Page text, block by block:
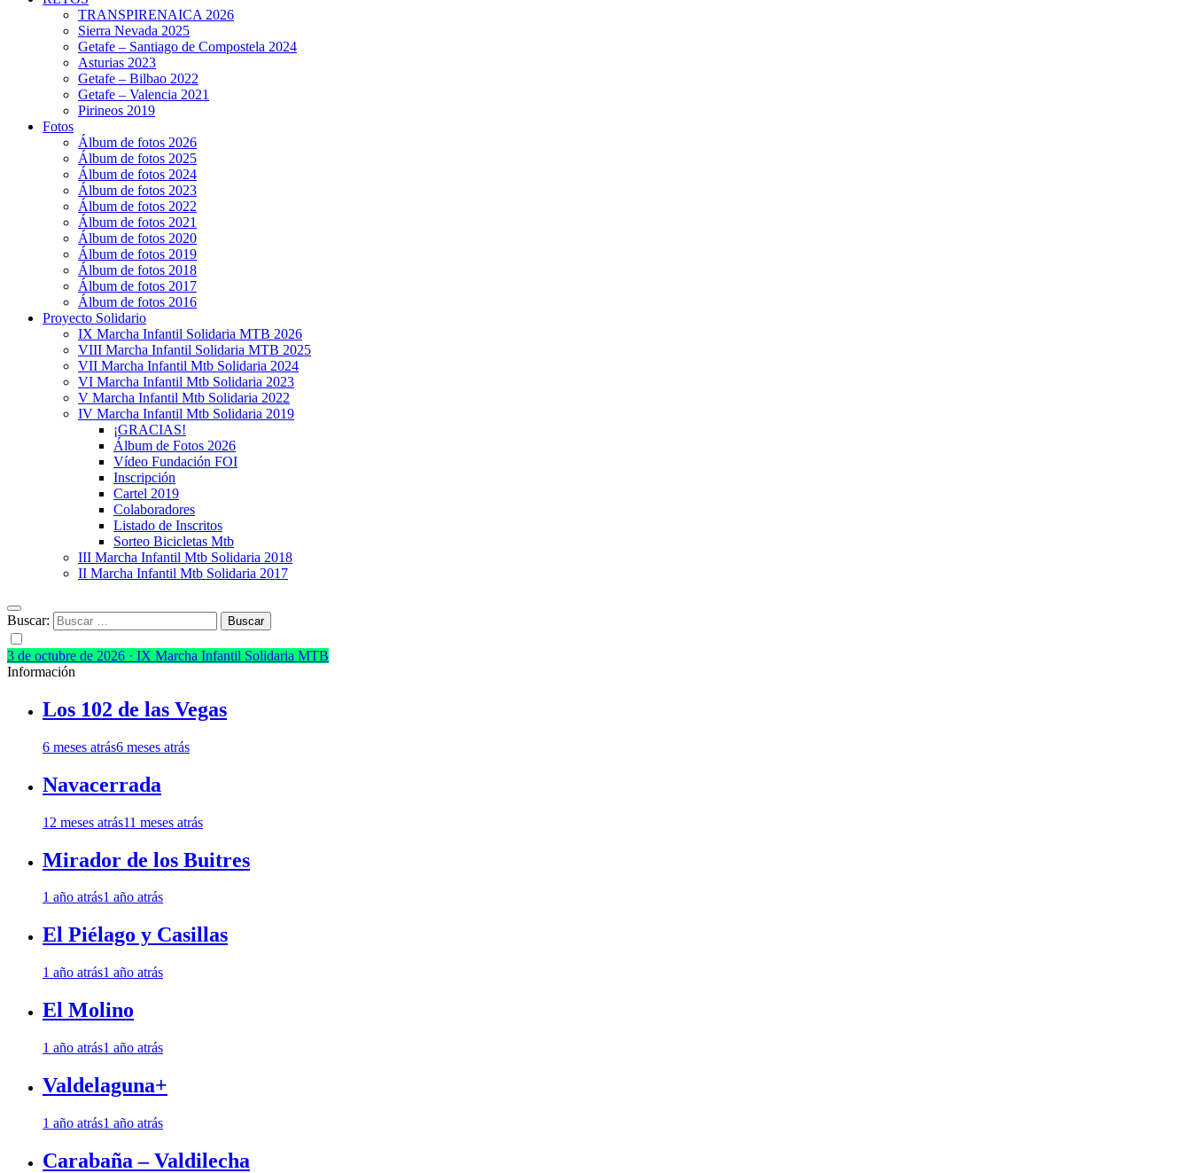
TRANSPIRENAICA 2026
Sierra Nevada 2025
Getafe – Santiago de Compostela 2024
Asturias 2023
Getafe – Bilbao 2022
Getafe – Valencia 2021
Pirineos 2019
Fotos
Álbum de fotos 2026
Álbum de fotos 2025
Álbum de fotos 2024
Álbum de fotos 2023
Álbum de fotos 2022
Álbum de fotos 2021
Álbum de fotos 2020
Álbum de fotos 2019
Álbum de fotos 2018
Álbum de fotos 2017
Álbum de fotos 2016
Proyecto Solidario
IX Marcha Infantil Solidaria MTB 2026
VIII Marcha Infantil Solidaria MTB 2025
VII Marcha Infantil Mtb Solidaria 2024
VI Marcha Infantil Mtb Solidaria 2023
V Marcha Infantil Mtb Solidaria 2022
IV Marcha Infantil Mtb Solidaria 2019
¡GRACIAS!
Álbum de Fotos 2026
Vídeo Fundación FOI
Inscripción
Cartel 2019
Colaboradores
Listado de Inscritos
Sorteo Bicicletas Mtb
III Marcha Infantil Mtb Solidaria 2018
II Marcha Infantil Mtb Solidaria 2017
Buscar:
3 de octubre de 2026 · IX Marcha Infantil Solidaria MTB
Información
Los 102 de las Vegas
6 meses atrás6 meses atrás
Navacerrada
12 meses atrás11 meses atrás
Mirador de los Buitres
1 año atrás1 año atrás
El Piélago y Casillas
1 año atrás1 año atrás
El Molino
1 año atrás1 año atrás
Valdelaguna+
1 año atrás1 año atrás
Carabaña – Valdilecha